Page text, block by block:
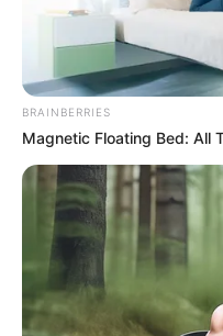
helyezte át határait.
megérkezzenek,
megakadályozni az
Ehhez
országokkal, mint
pénzügyi támogatást
határvédelemért.
BRAINBERRIES
Magnetic Floating Bed: All